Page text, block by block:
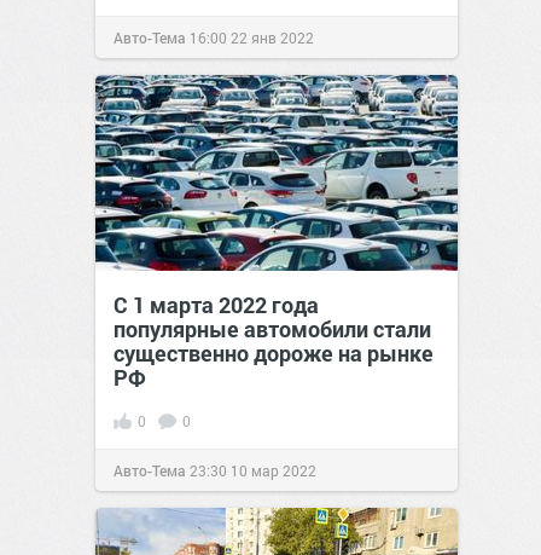
Авто-Тема 16:00 22 янв 2022
С 1 марта 2022 года
популярные автомобили стали
существенно дороже на рынке
РФ
0 0
Авто-Тема 23:30 10 мар 2022